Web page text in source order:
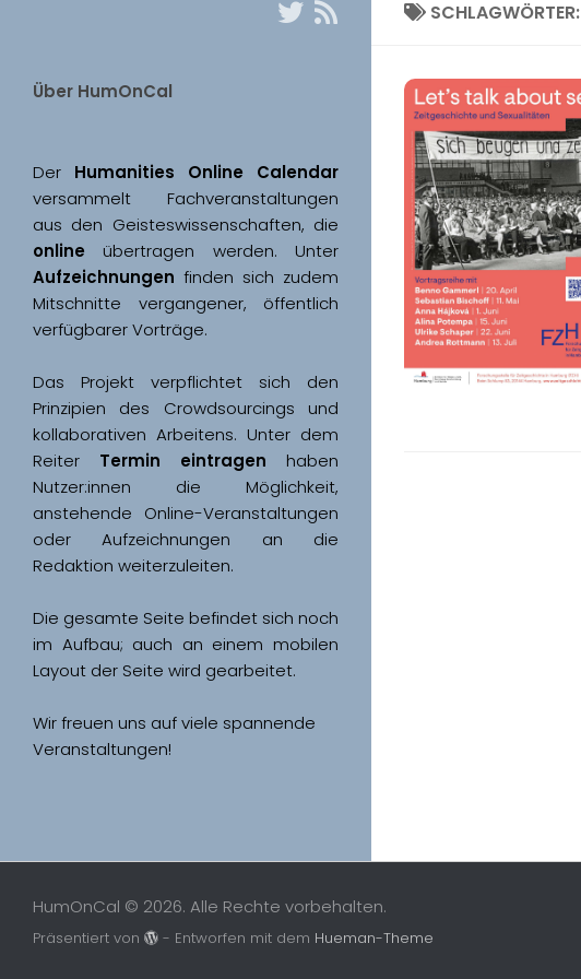
SCHLAGWÖRTER:
Über HumOnCal
Der
versammelt Fachveranstaltungen
online
Aufzeichnungen finden sich zudem
Mitschnitte vergangener, öffentlich
Das Projekt verpflichtet sich den
Prinzipien des Crowdsourcings und
kollaborativen Arbeitens. Unter dem
Reiter Termin eintragen haben
Nutzer:innen die Möglichkeit,
anstehende Online-Veranstaltungen
oder Aufzeichnungen an die
Redaktion weiterzuleiten.
Die gesamte Seite befindet sich noch
im Aufbau; auch an einem mobilen
Wir freuen uns auf viele spannende
Veranstaltungen!
HumOnCal © 2026. Alle Rechte vorbehalten.
Präsentiert von - Entworfen mit dem Hueman-Theme